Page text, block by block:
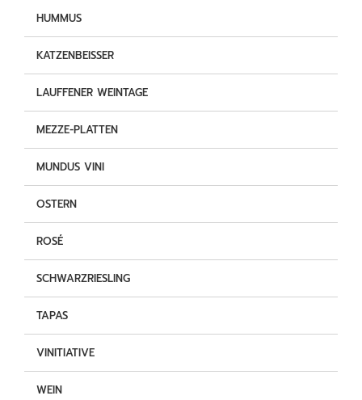
HUMMUS
KATZENBEISSER
LAUFFENER WEINTAGE
MEZZE-PLATTEN
MUNDUS VINI
OSTERN
ROSÉ
SCHWARZRIESLING
TAPAS
VINITIATIVE
WEIN